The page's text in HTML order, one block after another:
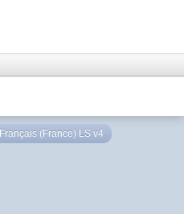
Français (France) LS v4